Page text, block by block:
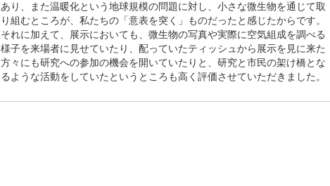
あり、また温暖化という地球規模の問題に対し、小さな微生物を通じて取
り組むところが、私たちの「意表を突く」ものだったと感じたからです。
それに加えて、展示においても、微生物の写真や実際に空気組成を調べる
様子を来場者に見せていたり、配っていたティッシュから展示を見に来た
方々にも研究への参加の機会を開いていたりと、研究と市民の架け橋とな
るような活動をしていたというところも高く評価させていただきました。